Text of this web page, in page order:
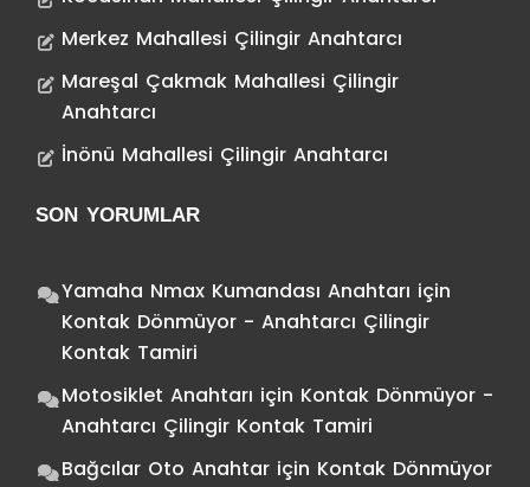
Merkez Mahallesi Çilingir Anahtarcı
Mareşal Çakmak Mahallesi Çilingir
Anahtarcı
İnönü Mahallesi Çilingir Anahtarcı
SON YORUMLAR
Yamaha Nmax Kumandası Anahtarı için
Kontak Dönmüyor - Anahtarcı Çilingir
Kontak Tamiri
Motosiklet Anahtarı için Kontak Dönmüyor -
Anahtarcı Çilingir Kontak Tamiri
Bağcılar Oto Anahtar için Kontak Dönmüyor